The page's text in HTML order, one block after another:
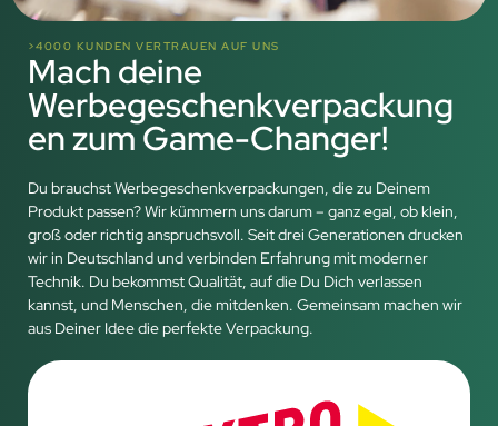
>4000 KUNDEN VERTRAUEN AUF UNS
Mach deine
Werbegeschenkverpackung
en zum Game-Changer!
Du brauchst Werbegeschenkverpackungen, die zu Deinem
Produkt passen? Wir kümmern uns darum – ganz egal, ob klein,
groß oder richtig anspruchsvoll. Seit drei Generationen drucken
wir in Deutschland und verbinden Erfahrung mit moderner
Technik. Du bekommst Qualität, auf die Du Dich verlassen
kannst, und Menschen, die mitdenken. Gemeinsam machen wir
aus Deiner Idee die perfekte Verpackung.